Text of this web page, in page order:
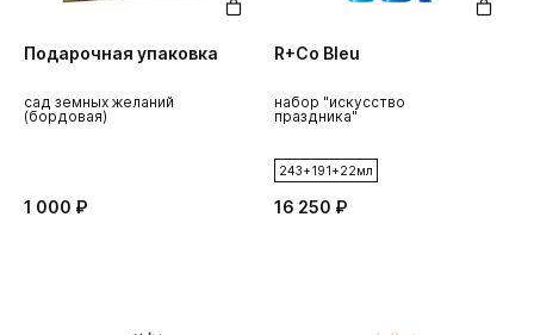
Подарочная упаковка
сад земных желаний
(бордовая)
1 000 ₽
R+Co Bleu
набор "искусство
праздника"
243+191+22мл
16 250 ₽